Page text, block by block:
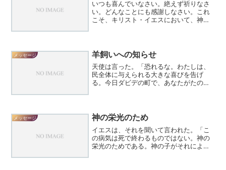
いつも喜んでいなさい。絶えず祈りなさ
い。どんなことにも感謝しなさい。これ
こそ、キリスト・イエスにおいて、神が
った４０代の頃、牧師であり...
メッセージ 羊飼いへの知らせ
天使は言った。「恐れるな。わたしは、
民全体に与えられる大きな喜びを告げ
る。今日ダビデの町で、あなたがたのた
飲み子を見つけるであろう。...
メッセージ 神の栄光のため
イエスは、それを聞いて言われた。「こ
の病気は死で終わるものではない。神の
栄光のためである。神の子がそれによっ